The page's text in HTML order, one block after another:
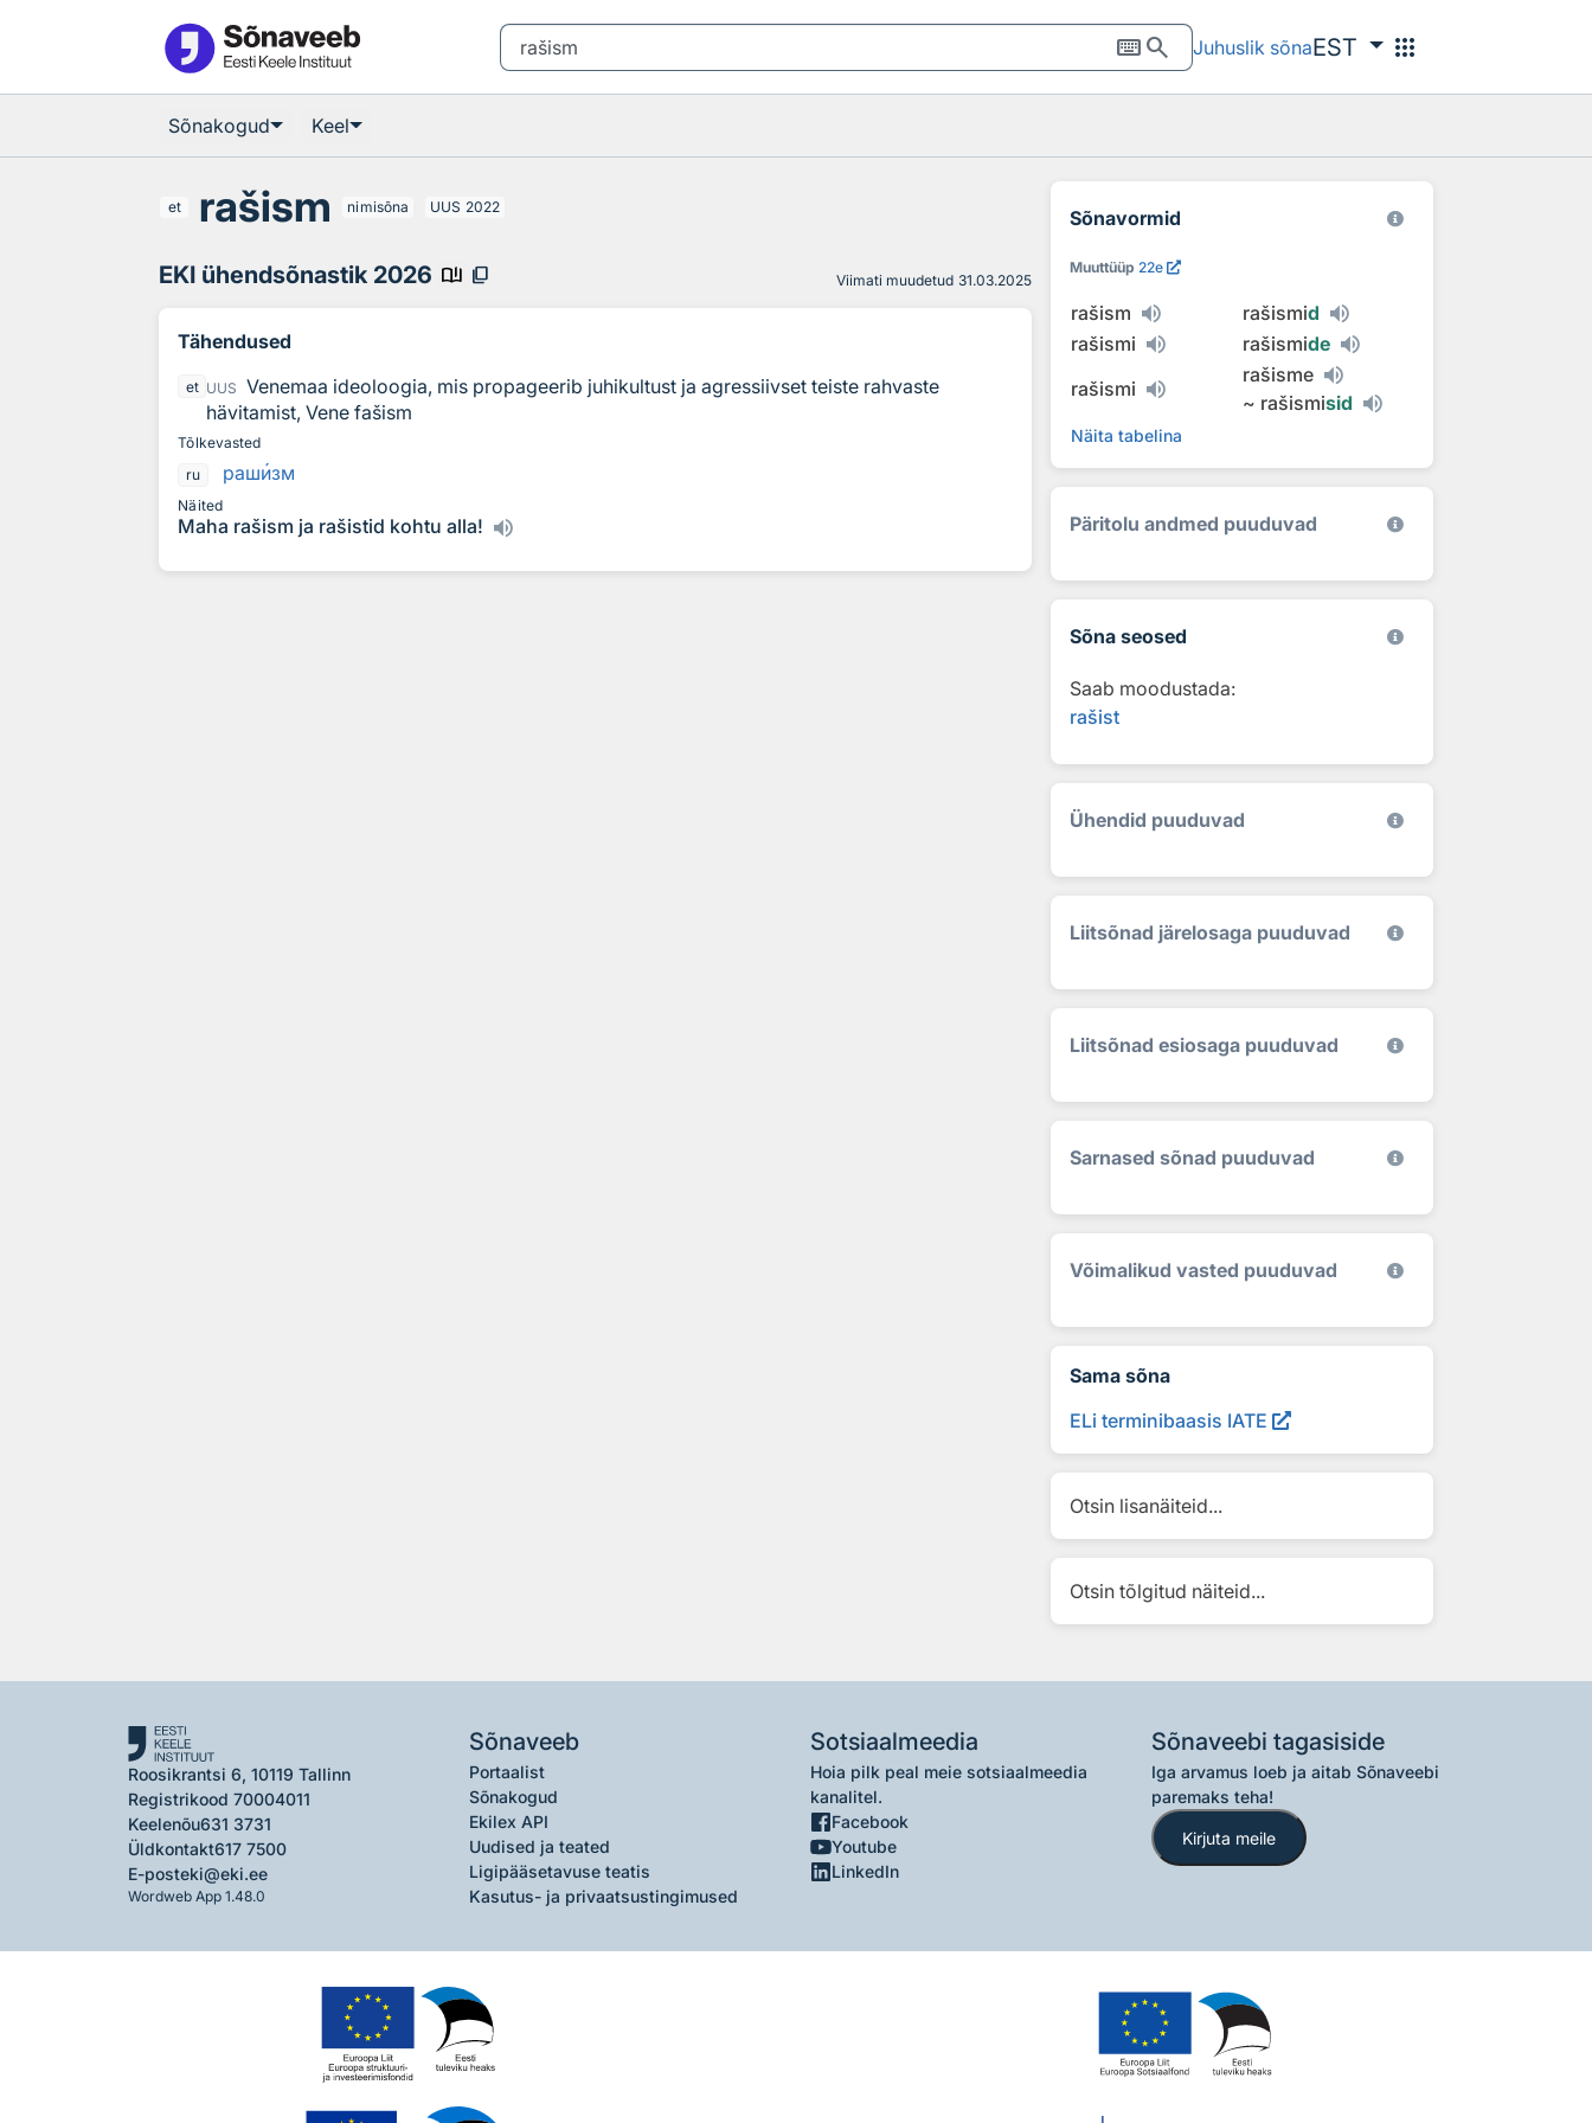
keyboardsearch Juhuslik sõnaEST apps
Sõnakogud Keel
et rašism nimisõna UUS 2022
EKI ühendsõnastik 2026 book_ribbon content_copy Viimati muudetud 31.03.2025
Tähendused
et UUS
Venemaa ideoloogia, mis propageerib juhikultust ja agressiivset teiste rahvaste
hävitamist, Vene fašism
Tõlkevasted
ru
рашизм
Näited
Maha rašism ja rašistid kohtu alla!
Sõnavormid
Muuttüüp 22e
rašism rašismid
rašismi
rašismide
rašismi
rašisme
~ rašismisid
Näita tabelina
Päritolu andmed puuduvad
Sõna seosed
Saab moodustada:
rašist
Ühendid puuduvad
Liitsõnad järelosaga puuduvad
Liitsõnad esiosaga puuduvad
Sarnased sõnad puuduvad
Võimalikud vasted puuduvad
Sama sõna
ELi terminibaasis IATE
Otsin lisanäiteid...
Otsin tõlgitud näiteid...
Roosikrantsi 6, 10119 Tallinn
Registrikood 70004011
Keelenõu631 3731
Üldkontakt617 7500
E-posteki@eki.ee
Wordweb App 1.48.0
Sõnaveeb
Portaalist
Sõnakogud
Ekilex API
Uudised ja teated
Ligipääsetavuse teatis
Kasutus- ja privaatsustingimused
Sotsiaalmeedia
Hoia pilk peal meie sotsiaalmeedia
kanalitel.
Facebook
Youtube
LinkedIn
Sõnaveebi tagasiside
Iga arvamus loeb ja aitab Sõnaveebi
paremaks teha!
Kirjuta meile